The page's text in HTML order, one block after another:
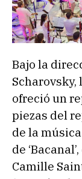
Bajo la
ofreció un
piezas del
de la
de
Camille